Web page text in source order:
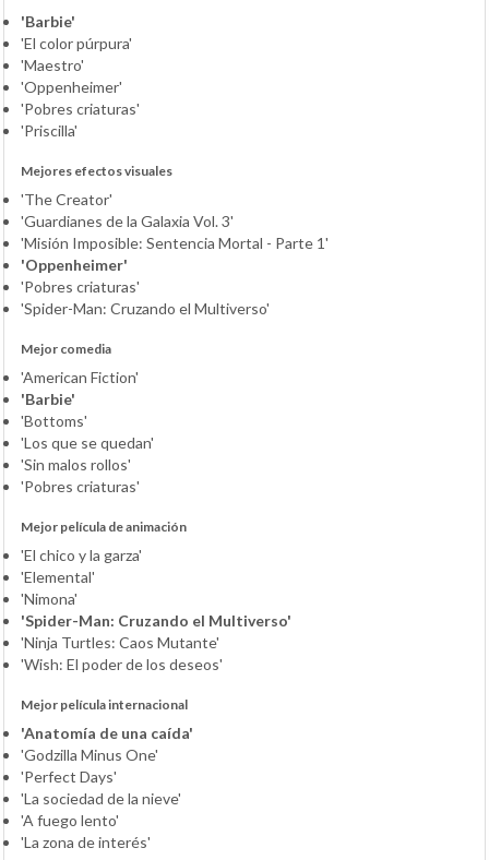
'Barbie'
'El color púrpura'
'Maestro'
'Oppenheimer'
'Pobres criaturas'
'Priscilla'
Mejores efectos visuales
'The Creator'
'Guardianes de la Galaxia Vol. 3'
'Misión Imposible: Sentencia Mortal - Parte 1'
'Oppenheimer'
'Pobres criaturas'
'Spider-Man: Cruzando el Multiverso'
Mejor comedia
'American Fiction'
'Barbie'
'Bottoms'
'Los que se quedan'
'Sin malos rollos'
'Pobres criaturas'
Mejor película de animación
'El chico y la garza'
'Elemental'
'Nimona'
'Spider-Man: Cruzando el Multiverso'
'Ninja Turtles: Caos Mutante'
'Wish: El poder de los deseos'
Mejor película internacional
'Anatomía de una caída'
'Godzilla Minus One'
'Perfect Days'
'La sociedad de la nieve'
'A fuego lento'
'La zona de interés'